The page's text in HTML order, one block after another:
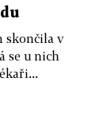
skončila v
se u nich